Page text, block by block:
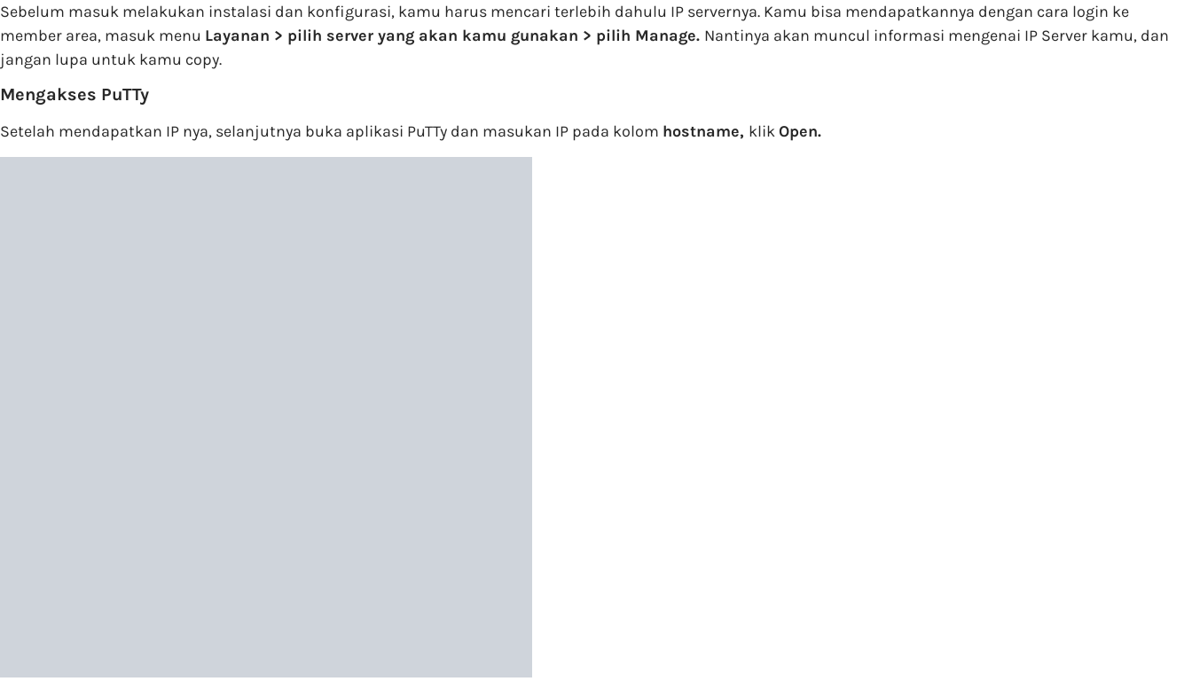
Sebelum masuk melakukan instalasi dan konfigurasi, kamu harus mencari terlebih dahulu IP servernya. Kamu bisa mendapatkannya dengan cara login ke
member area, masuk menu Layanan > pilih server yang akan kamu gunakan > pilih Manage. Nantinya akan muncul informasi mengenai IP Server kamu, dan
jangan lupa untuk kamu copy.
Mengakses PuTTy
Setelah mendapatkan IP nya, selanjutnya buka aplikasi PuTTy dan masukan IP pada kolom hostname, klikOpen.